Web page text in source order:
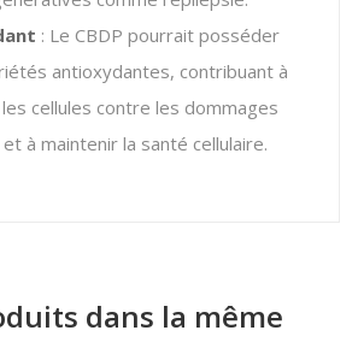
: Le CBDP pourrait posséder
antioxydantes, contribuant à
cellules contre les dommages
à maintenir la santé cellulaire​.
dans la même